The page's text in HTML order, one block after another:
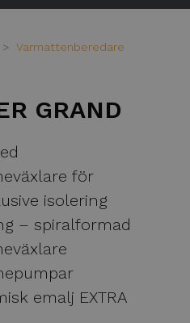
Varmattenberedare
GRAND
för
isolering
– spiralformad
emalj EXTRA